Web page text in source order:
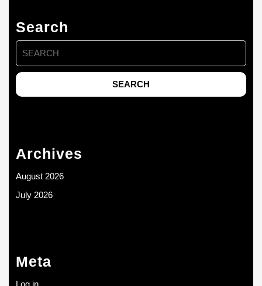
Search
Search
for:
Archives
August 2026
July 2026
Meta
Log in